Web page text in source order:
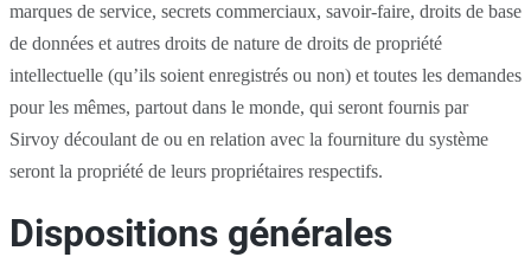
marques de service, secrets commerciaux, savoir-faire, droits de base
de données et autres droits de nature de droits de propriété
intellectuelle (qu’ils soient enregistrés ou non) et toutes les demandes
pour les mêmes, partout dans le monde, qui seront fournis par
Sirvoy découlant de ou en relation avec la fourniture du système
seront la propriété de leurs propriétaires respectifs.
Dispositions générales